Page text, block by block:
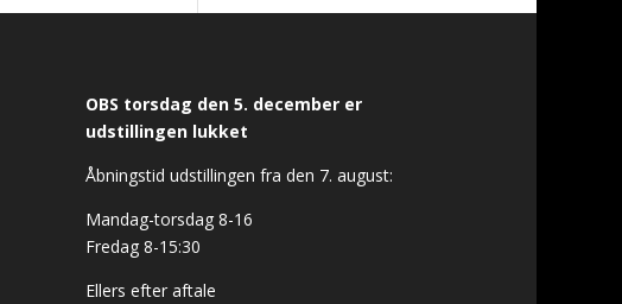
OBS torsdag den 5. december er
udstillingen lukket
Åbningstid udstillingen fra den 7. august:
Mandag-torsdag 8-16
Fredag 8-15:30
Ellers efter aftale